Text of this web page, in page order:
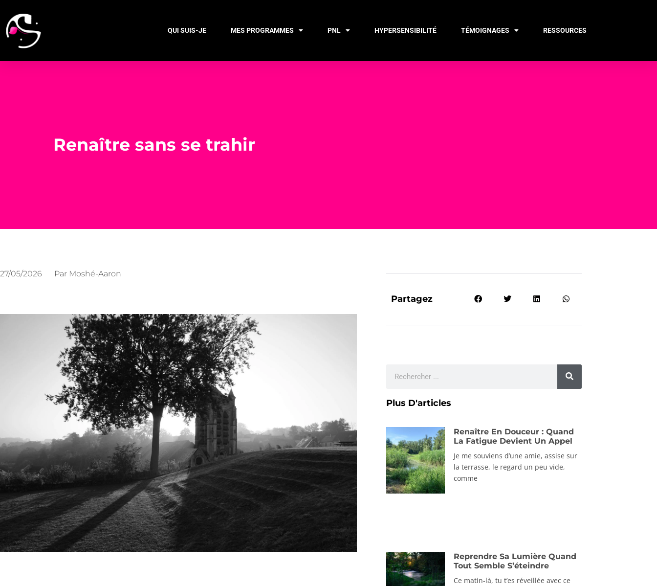
QUI SUIS-JE MES PROGRAMMES PNL HYPERSENSIBILITÉ TÉMOIGNAGES RESSOURCES
Renaître sans se trahir
27/05/2026 Par Moshé-Aaron
Partagez
Plus D'articles
Renaître En Douceur : Quand
La Fatigue Devient Un Appel
Je me souviens d’une amie, assise sur
la terrasse, le regard un peu vide,
comme
Reprendre Sa Lumière Quand
Tout Semble S’éteindre
Ce matin-là, tu t’es réveillée avec ce